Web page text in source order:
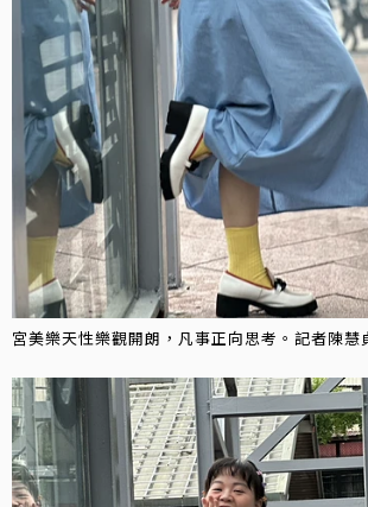
宮美樂天性樂觀開朗，凡事正向思考。記者陳慧